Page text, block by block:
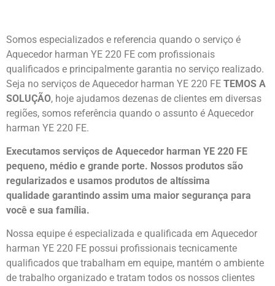
Somos especializados e referencia quando o serviço é
Aquecedor harman YE 220 FE com profissionais
qualificados e principalmente garantia no serviço realizado.
Seja no serviços de Aquecedor harman YE 220 FE TEMOS A
SOLUÇÃO, hoje ajudamos dezenas de clientes em diversas
regiões, somos referência quando o assunto é Aquecedor
harman YE 220 FE.
Executamos serviços de Aquecedor harman YE 220 FE
pequeno, médio e grande porte. Nossos produtos são
regularizados e usamos produtos de altíssima
qualidade garantindo assim uma maior segurança para
você e sua família.
Nossa equipe é especializada e qualificada em Aquecedor
harman YE 220 FE possui profissionais tecnicamente
qualificados que trabalham em equipe, mantém o ambiente
de trabalho organizado e tratam todos os nossos clientes